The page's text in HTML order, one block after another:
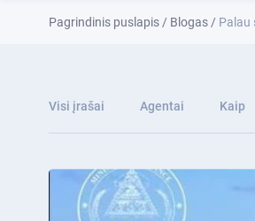
Pagrindinis puslapis / Blogas / Palau
Visi įrašai Agentai Kaip